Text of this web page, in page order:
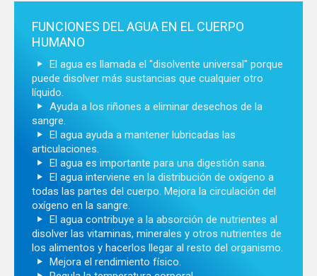
FUNCIONES DEL AGUA EN EL CUERPO
HUMANO
El agua es llamada el "disolvente universal" porque
puede disolver más sustancias que cualquier otro
líquido.
Ayuda a los riñones a eliminar desechos de la
sangre.
El agua ayuda a mantener lubricadas las
articulaciones.
El agua es importante para una digestión sana.
El agua interviene en la distribución de oxígeno a
todas las partes del cuerpo. Mejora la circulación del
oxígeno en la sangre.
El agua contribuye a la absorción de nutrientes al
disolver las vitaminas, minerales y otros nutrientes de
los alimentos y hacerlos llegar al resto del organismo.
Mejora el rendimiento físico.